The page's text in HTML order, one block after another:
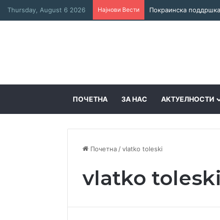
Thursday, August 6 2026 Најнови Вести
ПОЧЕТНА ЗА НАС АКТУЕЛНОСТИ
Почетна /vlatko toleski
vlatko